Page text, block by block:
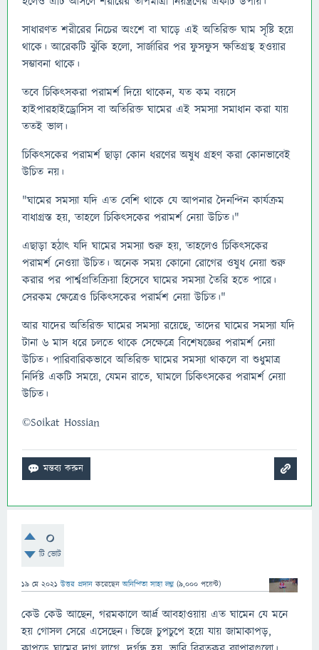
সাধারণত শরীরের নিচের অংশে বা ঘাড়ে এই অতিরিক্ত ঘাম সৃষ্টি হয়ে
থাকে। আরেকটি ঝুঁকি হলো, সার্জারির পর ফুসফুস ক্ষতিগ্রস্থ হওয়ার
সম্ভাবনা থাকে।
তবে চিকিৎসকরা পরামর্শ দিয়ে থাকেন, যত কম বয়সে
হাইপারহাইড্রোসিস বা অতিরিক্ত ঘামের এই সমস্যা সমাধান করা যায়
ততই ভাল।
চিকিৎসকের পরামর্শ ছাড়া কোন ধরণের অষুধ গ্রহণ করা কোনভাবেই
উচিত নয়।
"ঘামের সমস্যা যদি এত বেশি থাকে যে আপনার দৈনন্দিন কার্যক্রম
বাধাগ্রস্ত হয়, তাহলে চিকিৎসকের পরামর্শ নেয়া উচিত।"
এছাড়া হঠাৎ যদি ঘামের সমস্যা শুরু হয়, তাহলেও চিকিৎসকের
পরামর্শ নেওয়া উচিত। অনেক সময় কোনো রোগের ওষুধ নেয়া শুরু
করার পর পার্শ্বপ্রতিক্রিয়া হিসেবে ঘামের সমস্যা তৈরি হতে পারে।
সেরকম ক্ষেত্রেও চিকিৎসকের পরার্মশ নেয়া উচিত।"
আর যাদের অতিরিক্ত ঘামের সমস্যা রয়েছে, তাদের ঘামের সমস্যা যদি
টানা ৬ মাস ধরে চলতে থাকে সেক্ষেত্রে বিশেষজ্ঞের পরামর্শ নেয়া
উচিত। পারিবারিকভাবে অতিরিক্ত ঘামের সমস্যা থাকলে বা শুধুমাত্র
নির্দিষ্ট একটি সময়ে, যেমন রাতে, ঘামলে চিকিৎসকের পরামর্শ নেয়া
উচিত।
©Soikat Hossian
0
টি ভোট
19 মে 2021 উত্তর প্রদান করেছেনঅনিন্দিতা সাহা লগ্ন (9,000 পয়েন্ট)
কেউ কেউ আছেন, গরমকালে আর্দ্র আবহাওয়ায় এত ঘামেন যে মনে
হয় গোসল সেরে এসেছেন। ভিজে চুপচুপে হয়ে যায় জামাকাপড়,